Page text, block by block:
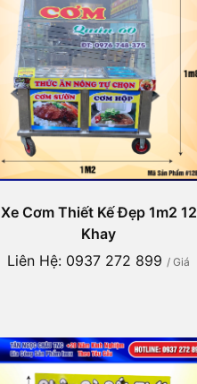
Xe Cơm Thiết Kế Đẹp 1m2 12
Khay
Liên Hệ: 0937 272 899 / Giá